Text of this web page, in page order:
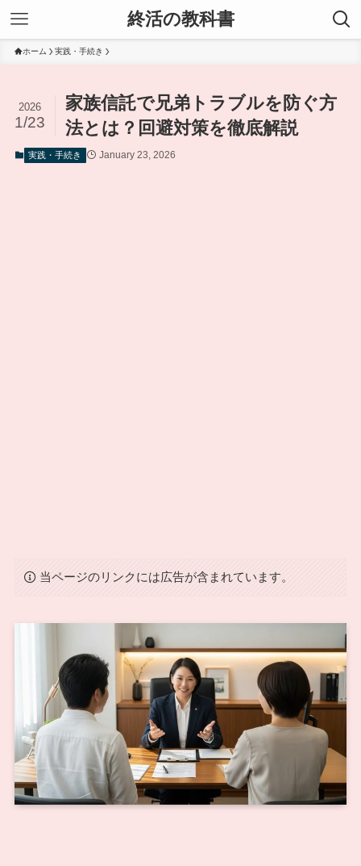
終活の教科書
ホーム 実践・手続き
家族信託で兄弟トラブルを防ぐ方
法とは？回避対策を徹底解説
2026
1/23
実践・手続き January 23, 2026
当ページのリンクには広告が含まれています。